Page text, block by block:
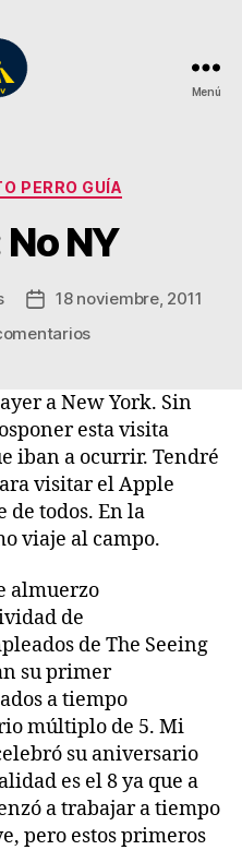
Menú
PERRO GUÍA
NY
Fecha18 noviembre, 2011
en
No
NY
a New York. Sin
esta visita
iban a ocurrir. Tendré
visitar el Apple
de todos. En la
viaje al campo.
almuerzo
de
de The Seeing
su primer
a tiempo
múltiplo de 5. Mi
su aniversario
es el 8 ya que a
a trabajar a tiempo
pero estos primeros